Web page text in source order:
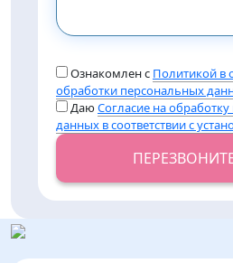
Ознакомлен с Политикой в
обработки персональных
ДаюСогласие на
данных в соответствии с